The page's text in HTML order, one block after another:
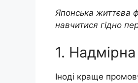
Японська життєва
навчитися гідно
1.
Іноді краще